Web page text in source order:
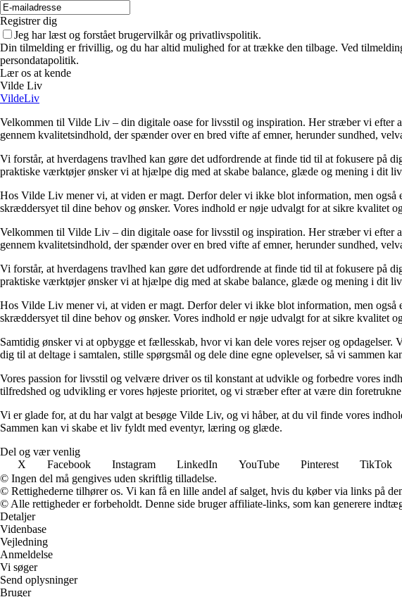
Registrer dig
Jeg har læst og forstået brugervilkår og privatlivspolitik.
Din tilmelding er frivillig, og du har altid mulighed for at trække den tilbage. Ved
persondatapolitik.
Lær os at kende
Vilde Liv
VildeLiv
Velkommen til Vilde Liv – din digitale oase for livsstil og inspiration. Her stræber vi efter
gennem kvalitetsindhold, der spænder over en bred vifte af emner, herunder sundhed,
Vi forstår, at hverdagens travlhed kan gøre det udfordrende at finde tid til at fokusere på
praktiske værktøjer ønsker vi at hjælpe dig med at skabe balance, glæde og mening i dit
Hos Vilde Liv mener vi, at viden er magt. Derfor deler vi ikke blot information, men også
skræddersyet til dine behov og ønsker. Vores indhold er nøje udvalgt for at sikre kvalitet
Velkommen til Vilde Liv – din digitale oase for livsstil og inspiration. Her stræber vi efter
gennem kvalitetsindhold, der spænder over en bred vifte af emner, herunder sundhed,
Vi forstår, at hverdagens travlhed kan gøre det udfordrende at finde tid til at fokusere på
praktiske værktøjer ønsker vi at hjælpe dig med at skabe balance, glæde og mening i dit
Hos Vilde Liv mener vi, at viden er magt. Derfor deler vi ikke blot information, men også
skræddersyet til dine behov og ønsker. Vores indhold er nøje udvalgt for at sikre kvalitet
Samtidig ønsker vi at opbygge et fællesskab, hvor vi kan dele vores rejser og
dig til at deltage i samtalen, stille spørgsmål og dele dine egne oplevelser, så vi sammen
Vores passion for livsstil og velvære driver os til konstant at udvikle og forbedre vores
tilfredshed og udvikling er vores højeste prioritet, og vi stræber efter at være din
Vi er glade for, at du har valgt at besøge Vilde Liv, og vi håber, at du vil finde vores
Sammen kan vi skabe et liv fyldt med eventyr, læring og glæde.
Del og vær venlig
X
Facebook Instagram LinkedIn YouTube Pinterest TikTok
© Ingen del må gengives uden skriftlig tilladelse.
© Rettighederne tilhører os. Vi kan få en lille andel af salget, hvis du køber via links på
© Alle rettigheder er forbeholdt. Denne side bruger affiliate-links, som kan generere
Detaljer
Videnbase
Vejledning
Anmeldelse
Vi søger
Send oplysninger
Bruger